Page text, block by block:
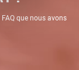
que nous avons